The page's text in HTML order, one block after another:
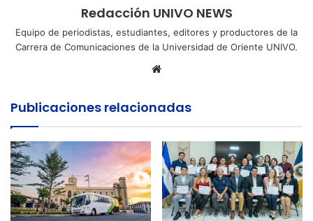
Redacción UNIVO NEWS
Equipo de periodistas, estudiantes, editores y productores de la
Carrera de Comunicaciones de la Universidad de Oriente UNIVO.
Sitio
Publicaciones relacionadas